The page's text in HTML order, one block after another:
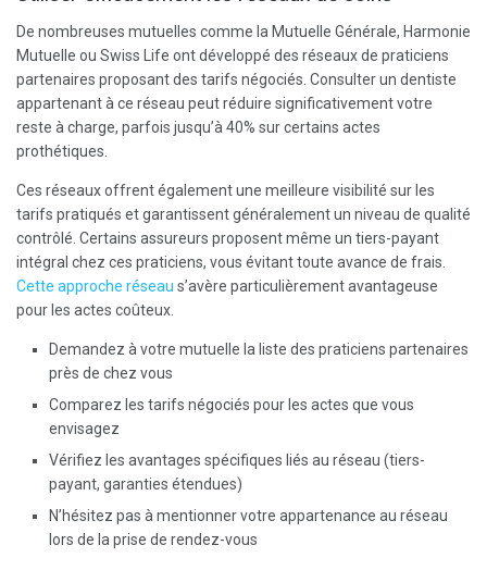
De nombreuses mutuelles comme la Mutuelle Générale, Harmonie
Mutuelle ou Swiss Life ont développé des réseaux de praticiens
partenaires proposant des tarifs négociés. Consulter un dentiste
appartenant à ce réseau peut réduire significativement votre
reste à charge, parfois jusqu’à 40% sur certains actes
prothétiques.
Ces réseaux offrent également une meilleure visibilité sur les
tarifs pratiqués et garantissent généralement un niveau de qualité
contrôlé. Certains assureurs proposent même un tiers-payant
intégral chez ces praticiens, vous évitant toute avance de frais.
Cette approche réseau s’avère particulièrement avantageuse
pour les actes coûteux.
Demandez à votre mutuelle la liste des praticiens partenaires
près de chez vous
Comparez les tarifs négociés pour les actes que vous
envisagez
Vérifiez les avantages spécifiques liés au réseau (tiers-
payant, garanties étendues)
N’hésitez pas à mentionner votre appartenance au réseau
lors de la prise de rendez-vous